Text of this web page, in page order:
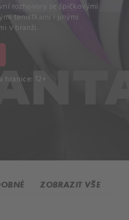
rozhovory se špičkovými
tenistkami i jinými
v branži.
hranice: 12+
ZOBRAZIT VŠE